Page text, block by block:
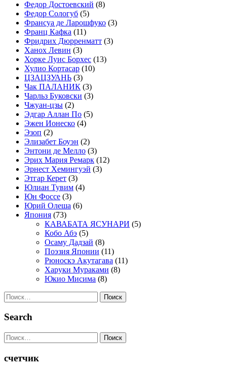
Федор Достоевский (8)
Федор Сологуб (5)
Франсуа де Ларошфуко (3)
Франц Кафка (11)
Фридрих Дюрренматт (3)
Ханох Левин (3)
Хорке Луис Борхес (13)
Хулио Кортасар (10)
ЦЗАЦЗУАНЬ (3)
Чак ПАЛАНИК (3)
Чарльз Буковски (3)
Чжуан-цзы (2)
Эдгар Аллан По (5)
Эжен Ионеско (4)
Эзоп (2)
Элизабет Боуэн (2)
Энтони де Мелло (3)
Эрих Мария Ремарк (12)
Эрнест Хемингуэй (3)
Этгар Керет (3)
Юлиан Тувим (4)
Юн Фоссе (3)
Юрий Олеша (6)
Япония (73)
КАВАБАТА ЯСУНАРИ (5)
Кобо Абэ (5)
Осаму Дадзай (8)
Поэзия Японии (11)
Рюноскэ Акутагава (11)
Харуки Мураками (8)
Юкио Мисима (8)
Найти:
Search
Найти:
счетчик